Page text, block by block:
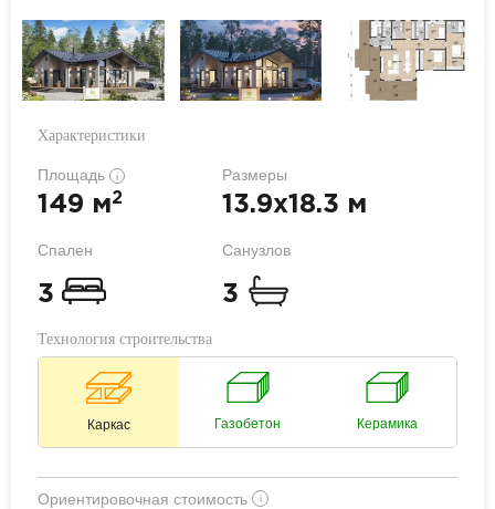
Характеристики
Площадь i
149 м2
Размеры
13.9x18.3 м
Спален
3
Санузлов
3
Технология строительства
Каркас Газобетон Керамика
Ориентировочная стоимость i